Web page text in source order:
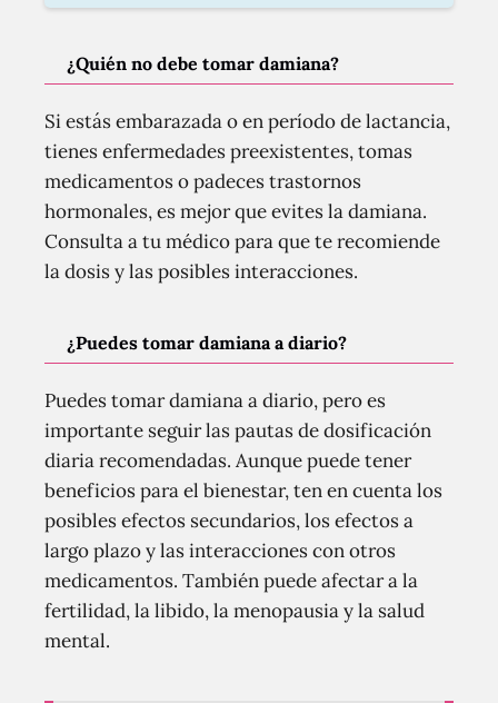
¿Quién no debe tomar damiana?
Si estás embarazada o en período de lactancia,
tienes enfermedades preexistentes, tomas
medicamentos o padeces trastornos
hormonales, es mejor que evites la damiana.
Consulta a tu médico para que te recomiende
la dosis y las posibles interacciones.
¿Puedes tomar damiana a diario?
Puedes tomar damiana a diario, pero es
importante seguir las pautas de dosificación
diaria recomendadas. Aunque puede tener
beneficios para el bienestar, ten en cuenta los
posibles efectos secundarios, los efectos a
largo plazo y las interacciones con otros
medicamentos. También puede afectar a la
fertilidad, la libido, la menopausia y la salud
mental.